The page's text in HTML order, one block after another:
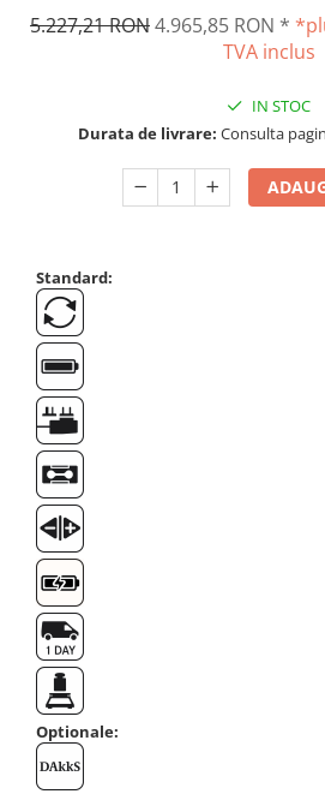
Adaptoare
Adaptor camera microscop
Carcase si genti
Condensator microscop
Filtru Quartz wedge
Huse de protectie
Iluminare microscop
Kit camp intunecat
Lichid calibrare
Masa microscop
Obiective microscoape
Oculare microscop
Standuri Stereomicroscoape
Unitate contrast de faza
Unitate fluorescenta
Unitate polarizare
Standard calibrare
Scala aditionala refractometru
5.227,21 RON4.965,85 RON *
TVA inclus
IN STOC
Durata de livrare: Consulta
Standard:
Optionale: